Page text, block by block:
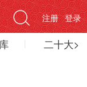
登录
注册
二十大>